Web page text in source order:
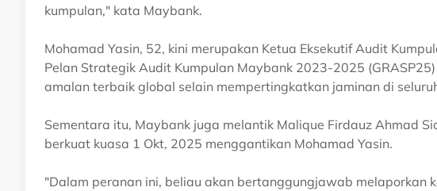
kumpulan," kata Maybank.
Mohamad Yasin, 52, kini merupakan Ketua Eksekutif Audit
Pelan Strategik Audit Kumpulan Maybank 2023-2025
amalan terbaik global selain mempertingkatkan jaminan di
Sementara itu, Maybank juga melantik Malique Firdauz Ahmad
berkuat kuasa 1 Okt, 2025 menggantikan Mohamad Yasin.
"Dalam peranan ini, beliau akan bertanggungjawab melaporkan